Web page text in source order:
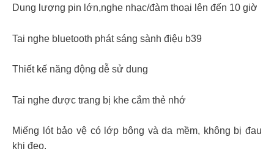
Dung lượng pin lớn,nghe nhạc/đàm thoại lên đến 10 giờ
Tai nghe bluetooth phát sáng sành điệu b39
Thiết kế năng động dễ sử dung
Tai nghe được trang bị khe cắm thẻ nhớ
Miếng lót bảo vệ có lớp bông và da mềm, không bị đau
khi đeo.